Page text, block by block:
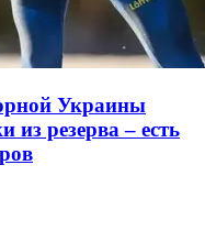
Украины
из резерва – есть